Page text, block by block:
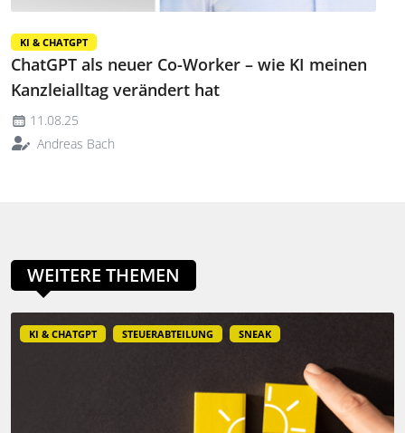
KI & CHATGPT
ChatGPT als neuer Co-Worker – wie KI meinen
Kanzleialltag verändert hat
11.08.25
Andreas Bach
WEITERE THEMEN
KI & CHATGPT STEUERABTEILUNG SNEAK